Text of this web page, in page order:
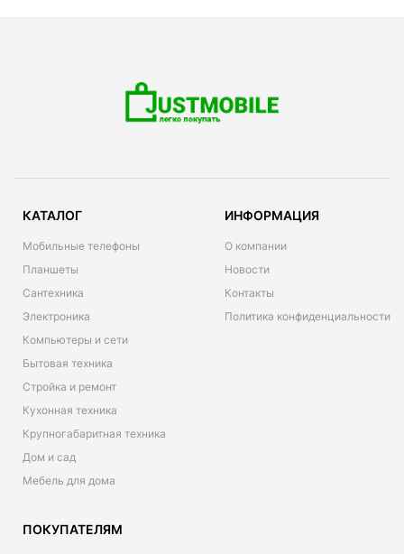
КАТАЛОГ
Мобильные телефоны
Планшеты
Сантехника
Электроника
Компьютеры и сети
Бытовая техника
Стройка и ремонт
Кухонная техника
Крупногабаритная техника
Дом и сад
Мебель для дома
ИНФОРМАЦИЯ
О компании
Новости
Контакты
Политика конфиденциальности
ПОКУПАТЕЛЯМ